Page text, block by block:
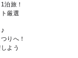
泊旅！
厳選
りへ！
よう